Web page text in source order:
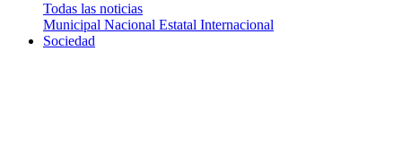
Todas las noticias
Municipal Nacional Estatal Internacional
Sociedad